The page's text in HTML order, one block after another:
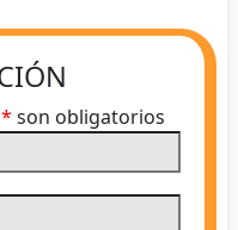
* son obligatorios